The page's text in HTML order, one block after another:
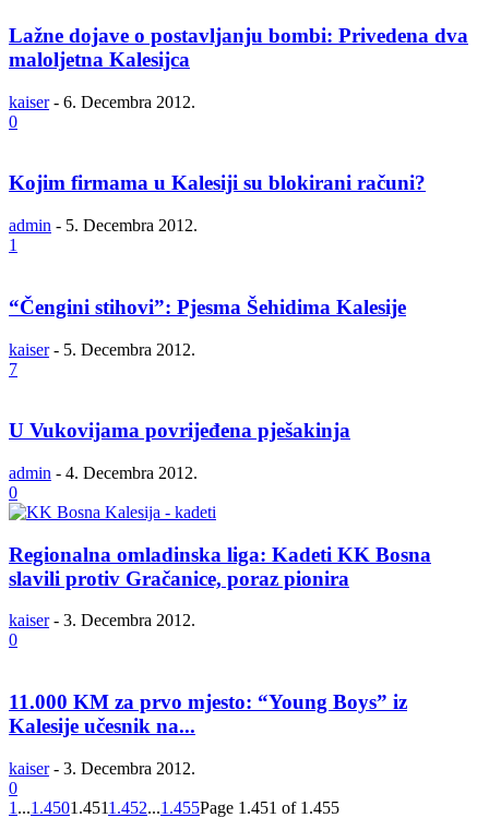
Lažne dojave o postavljanju bombi: Privedena dva
maloljetna Kalesijca
kaiser - 6. Decembra 2012.
0
Kojim firmama u Kalesiji su blokirani računi?
admin - 5. Decembra 2012.
1
“Čengini stihovi”: Pjesma Šehidima Kalesije
kaiser - 5. Decembra 2012.
7
U Vukovijama povrijeđena pješakinja
admin - 4. Decembra 2012.
0
Regionalna omladinska liga: Kadeti KK Bosna
slavili protiv Gračanice, poraz pionira
kaiser - 3. Decembra 2012.
0
11.000 KM za prvo mjesto: “Young Boys” iz
Kalesije učesnik na...
kaiser - 3. Decembra 2012.
0
1 ...1.4501.4511.452...1.455Page 1.451 of 1.455